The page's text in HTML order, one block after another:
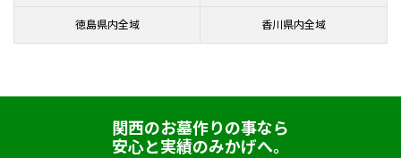
徳島県内全域 香川県内全域
関西のお墓作りの事なら
安心と実績のみかげへ。